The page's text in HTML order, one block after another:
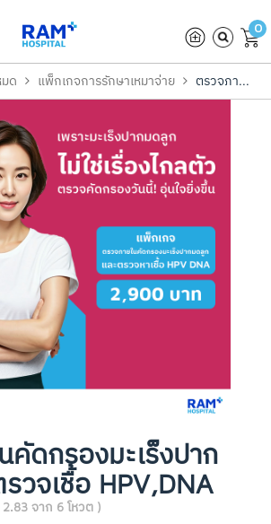
0
ด แพ็กเกจการรักษาเหมาจ่าย ตรวจภา...
คัดกรองมะเร็งปาก
วจเชื้อ HPV,DNA
2.83 จาก 6 โหวต )